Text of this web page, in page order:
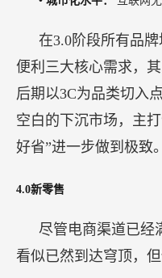
在3.0阶段所有品牌
便利三大核心需求，
后期以3C为品类切入
空白的下沉市场，主
好省”进一步做到极致。
4.0新零售
尽管电商渠道已经
看似已然到达穹顶，